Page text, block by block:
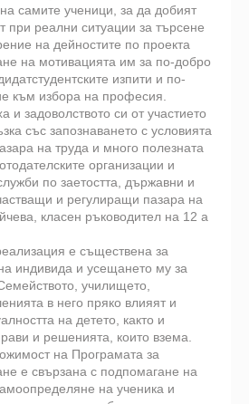
самите ученици, за да добият
при реални ситуации за търсене
на дейностите по проекта
на мотивацията им за по-добро
изпити и по-
към избора на професия.
и задоволството си от участието
със запознаването с условията
на труда и много полезната
организации и
по заетостта, държавни и
и регулиращи пазара на
класен ръководител на 12 а
е съществена за
индивида и усещането му за
училището,
в него пряко влияят и
на детето, както и
и решенията, които взема.
на Програмата за
е свързана с подпомагане на
на ученика и